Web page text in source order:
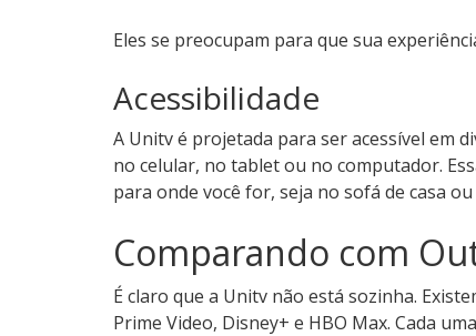
Eles se preocupam para que sua
Acessibilidade
A Unitv é projetada para ser acessível em
no celular, no tablet ou no computador.
para onde você for, seja no sofá de casa
Comparando com
É claro que a Unitv não está sozinha.
Prime Video, Disney+ e HBO Max. Cada